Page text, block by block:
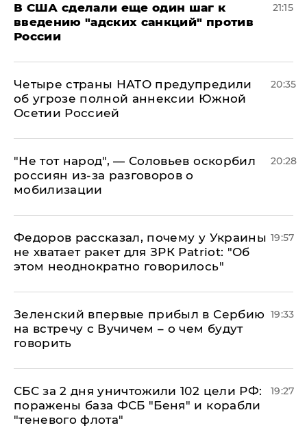
В США сделали еще один шаг к
введению "адских санкций" против
России
21:15
Четыре страны НАТО предупредили
об угрозе полной аннексии Южной
Осетии Россией
20:35
​"Не тот народ", — Соловьев оскорбил
россиян из-за разговоров о
мобилизации
20:28
Федоров рассказал, почему у Украины
не хватает ракет для ЗРК Patriot: "Об
этом неоднократно говорилось"
19:57
Зеленский впервые прибыл в Сербию
на встречу с Вучичем – о чем будут
говорить
19:33
СБС за 2 дня уничтожили 102 цели РФ:
поражены база ФСБ "Беня" и корабли
"теневого флота"
19:27